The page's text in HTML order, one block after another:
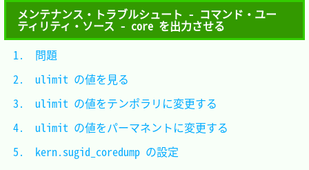
メンテナンス・トラブルシュート - コマンド・ユー
ティリティ・ソース - core を出力させる